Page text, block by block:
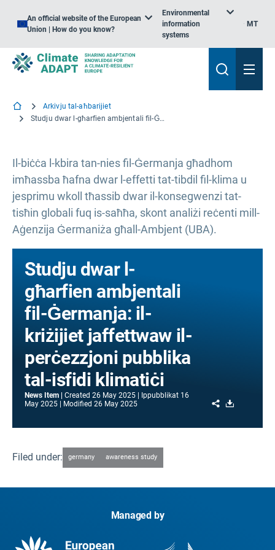
An official website of the European
Union | How do you know?
Environmental
information
systems
MT
Arkivju tal-aħbarijiet
Studju dwar l-għarfien ambjentali fil-Ġermanja: il-kriżijiet jaffettwaw il-perċezzjoni pubblika tal-isfidi klimatiċi
Il-biċċa l-kbira tan-nies fil-Ġermanja għadhom
imħassba ħafna dwar l-effetti tat-tibdil fil-klima u
jesprimu wkoll tħassib dwar il-konsegwenzi tat-
tisħin globali fuq is-saħħa, skont analiżi reċenti mill-
Aġenzija Ġermaniża għall-Ambjent (UBA).
Studju dwar l-
għarfien ambjentali
fil-Ġermanja: il-
kriżijiet jaffettwaw il-
perċezzjoni pubblika
tal-isfidi klimatiċi
News Item Created 26 May 2025 Ippubblikat 16
May 2025
Modified 26 May 2025 Share
Filed under: germany awareness study
Managed by